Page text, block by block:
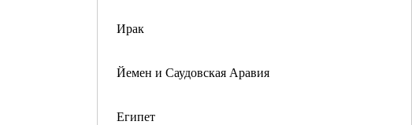
Ирак
Йемен и Саудовская Аравия
Египет